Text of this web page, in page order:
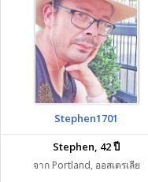
Stephen1701
Stephen, 42 ปี
จาก Portland, ออสเตรเลีย